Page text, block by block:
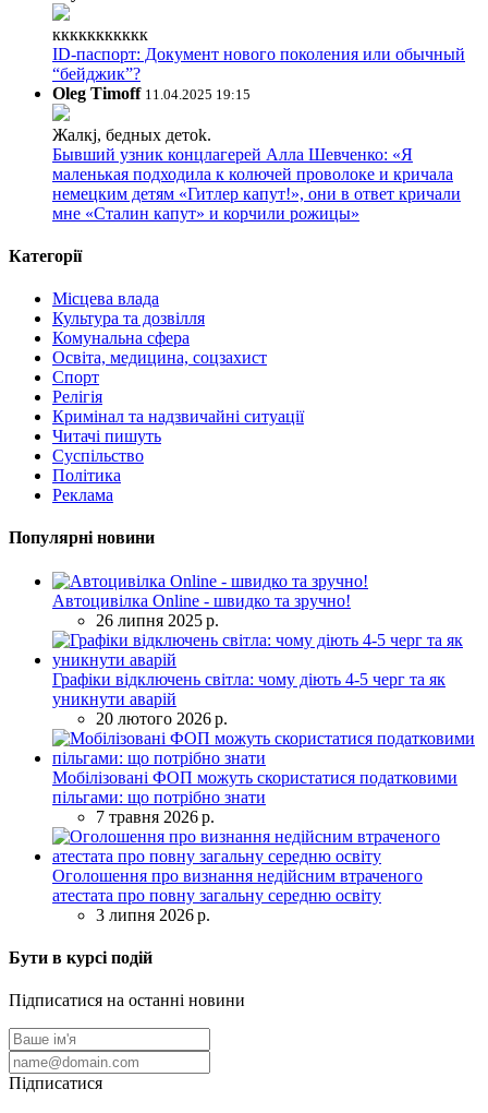
ккккккккккк
ID-паспорт: Документ нового поколения или обычный
“бейджик”?
Oleg Timoff 11.04.2025 19:15
Жалкj, бедных детok.
Бывший узник концлагерей Алла Шевченко: «Я
маленькая подходила к колючей проволоке и кричала
немецким детям «Гитлер капут!», они в ответ кричали
мне «Сталин капут» и корчили рожицы»
Категорії
Місцева влада
Культура та дозвілля
Комунальна сфера
Освіта, медицина, соцзахист
Спорт
Релігія
Кримінал та надзвичайні ситуації
Читачі пишуть
Суспільство
Політика
Реклама
Популярні новини
Автоцивілка Online - швидко та зручно!
26 липня 2025 р.
Графіки відключень світла: чому діють 4-5 черг та як
уникнути аварій
20 лютого 2026 р.
Мобілізовані ФОП можуть скористатися податковими
пільгами: що потрібно знати
7 травня 2026 р.
Оголошення про визнання недійсним втраченого
атестата про повну загальну середню освіту
3 липня 2026 р.
Бути в курсі подій
Підписатися на останні новини
Підписатися